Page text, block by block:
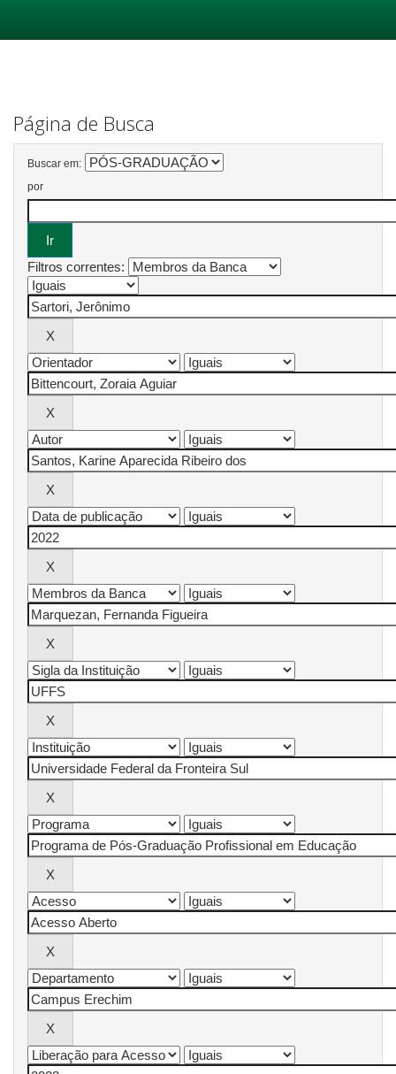
Página de Busca
Buscar em:
por
Filtros correntes: